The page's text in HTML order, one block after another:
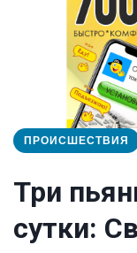
ПРОИСШЕСТВИЯ
Три
сутки: